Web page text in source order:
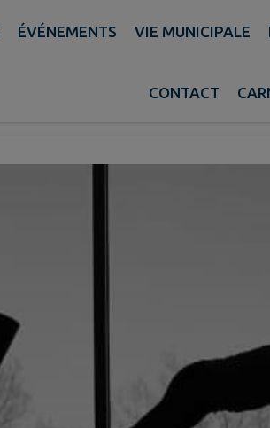
ÉVÉNEMENTS VIE MUNICIPALE
CONTACT
LE CHATEAU DE